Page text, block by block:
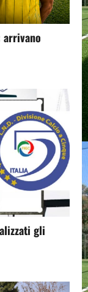
arrivano
gli